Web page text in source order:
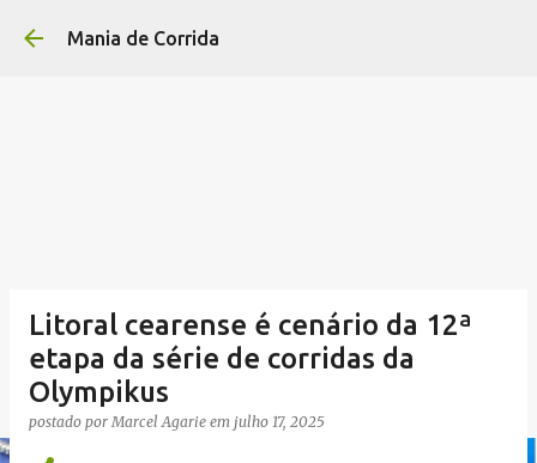
Mania de Corrida
Litoral cearense é cenário da 12ª
etapa da série de corridas da
Olympikus
postado porMarcel Agarie em julho 17, 2025